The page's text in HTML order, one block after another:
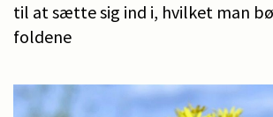
til at sætte sig ind i, hvilket man
foldene